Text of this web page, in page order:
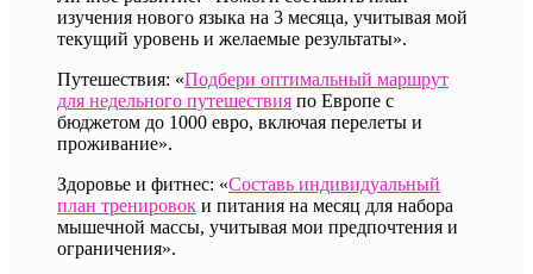
изучения нового языка на 3 месяца, учитывая мой
текущий уровень и желаемые результаты».
Путешествия: «Подбери оптимальный маршрут
для недельного путешествия по Европе с
бюджетом до 1000 евро, включая перелеты и
проживание».
Здоровье и фитнес: «Составь индивидуальный
план тренировок и питания на месяц для набора
мышечной массы, учитывая мои предпочтения и
ограничения».